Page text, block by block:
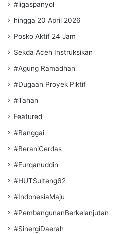
#ligaspanyol
hingga 20 April 2026
Posko Aktif 24 Jam
Sekda Aceh Instruksikan
#Agung Ramadhan
#Dugaan Proyek Piktif
#Tahan
Featured
#Banggai
#BeraniCerdas
#Furqanuddin
#HUTSulteng62
#IndonesiaMaju
#PembangunanBerkelanjutan
#SinergiDaerah